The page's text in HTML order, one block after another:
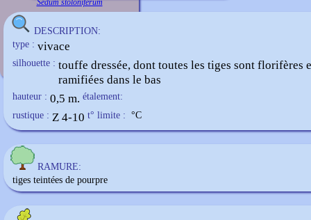
Sedum stoloniferum
DESCRIPTION:
type : vivace
silhouette : touffe dressée, dont toutes les tiges sont florifères
ramifiées dans le bas
hauteur : 0,5 m. étalement:
rustique : Z 4-10 t° limite : °C
RAMURE:
tiges teintées de pourpre